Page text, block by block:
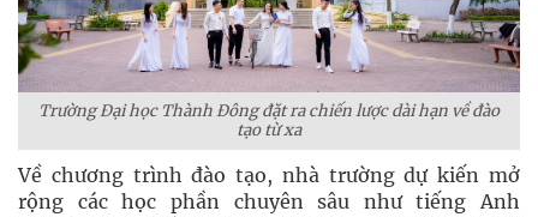
Trường Đại học Thành Đông đặt ra chiến lược dài hạn về đào
tạo từ xa
Về chương trình đào tạo, nhà trường dự kiến mở
rộng các học phần chuyên sâu như tiếng Anh